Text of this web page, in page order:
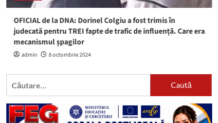
OFICIAL de la DNA: Dorinel Colgiu a fost trimis în
judecată pentru TREI fapte de trafic de influență. Care era
mecanismul șpagilor
admin 8 octombrie 2024
Caută